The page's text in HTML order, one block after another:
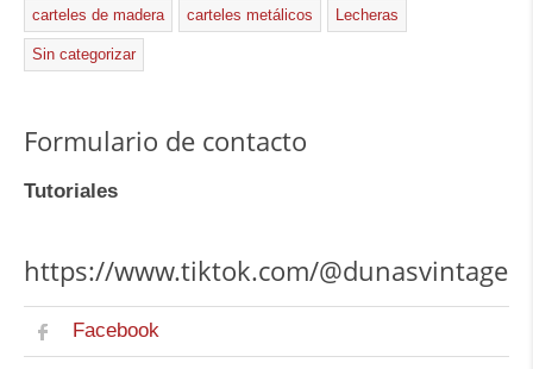
carteles de madera carteles metálicos Lecheras
Sin categorizar
Formulario de contacto
Tutoriales
https://www.tiktok.com/@dunasvintage
Facebook